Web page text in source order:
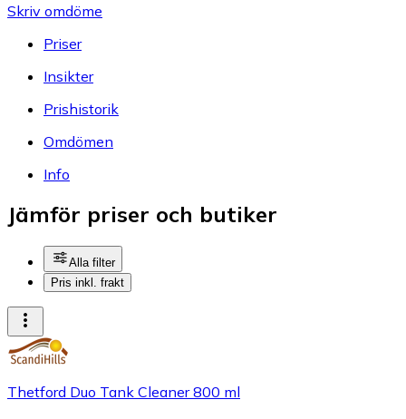
Skriv omdöme
Priser
Insikter
Prishistorik
Omdömen
Info
Jämför priser och butiker
Alla filter
Pris inkl. frakt
Thetford Duo Tank Cleaner 800 ml